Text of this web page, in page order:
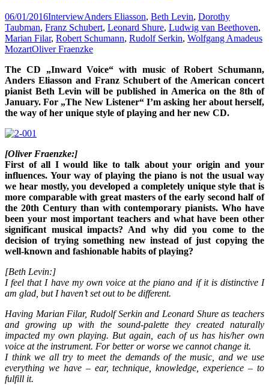
06/01/2016InterviewAnders Eliasson, Beth Levin, Dorothy
Taubman, Franz Schubert, Leonard Shure, Ludwig van Beethoven,
Marian Filar, Robert Schumann, Rudolf Serkin, Wolfgang Amadeus
MozartOliver Fraenzke
The CD „Inward Voice“ with music of Robert Schumann,
Anders Eliasson and Franz Schubert of the American concert
pianist Beth Levin will be published in America on the 8th of
January. For „The New Listener“ I’m asking her about herself,
the way of her unique style of playing and her new CD.
[Oliver Fraenzke:]
First of all I would like to talk about your origin and your
influences. Your way of playing the piano is not the usual way
we hear mostly, you developed a completely unique style that is
more comparable with great masters of the early second half of
the 20th Century than with contemporary pianists. Who have
been your most important teachers and what have been other
significant musical impacts? And why did you come to the
decision of trying something new instead of just copying the
well-known and fashionable habits of playing?
[Beth Levin:]
I feel that I have my own voice at the piano and if it is distinctive I
am glad, but I haven’t set out to be different.
Having Marian Filar, Rudolf Serkin and Leonard Shure as teachers
and growing up with the sound-palette they created naturally
impacted my own playing. But again, each of us has his/her own
voice at the instrument. For better or worse we cannot change it.
I think we all try to meet the demands of the music, and we use
everything we have – ear, technique, knowledge, experience – to
fulfill it.